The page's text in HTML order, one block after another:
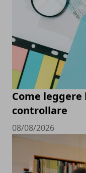
Come leggere
controllare
08/08/2026